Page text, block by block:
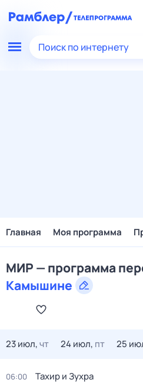
Поиск по интернету
Главная Моя программа
МИР — программа
Камышине
23 июл,чт 24 июл, пт 25
06:00 Тахир и Зухра